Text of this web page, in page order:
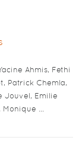
Ahmis, Fethi
Patrick Chemla,
Jouvel, Emilie
…